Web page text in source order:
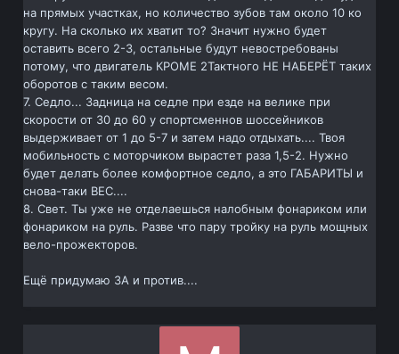
на прямых участках, но количество зубов там около 10 ко
кругу. На сколько их хватит то? Значит нужно будет
оставить всего 2-3, остальные будут невостребованы
потому, что двигатель КРОМЕ 2Тактного НЕ НАБЕРЁТ таких
оборотов с таким весом.
7. Седло... Задница на седле при езде на велике при
скорости от 30 до 60 у спортсменнов шоссейников
выдерживает от 1 до 5-7 и затем надо отдыхать.... Твоя
мобильность с моторчиком вырастет раза 1,5-2. Нужно
будет делать более комфортное седло, а это ГАБАРИТЫ и
снова-таки ВЕС....
8. Свет. Ты уже не отделаешься налобным фонариком или
фонариком на руль. Разве что пару тройку на руль мощных
вело-прожекторов.
Ещё придумаю ЗА и против....